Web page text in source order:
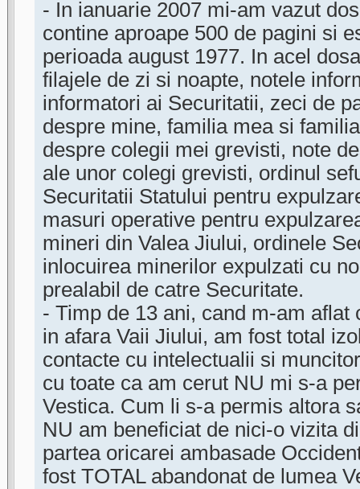
- In ianuarie 2007 mi-am vazut
contine aproape 500 de pagini si
perioada august 1977. In acel
filajele de zi si noapte, notele
informatori ai Securitatii, zeci de
despre mine, familia mea si
despre colegii mei grevisti, note
ale unor colegi grevisti, ordinul
Securitatii Statului pentru
masuri operative pentru
mineri din Valea Jiului, ordinele
inlocuirea minerilor expulzati cu
prealabil de catre Securitate.
- Timp de 13 ani, cand m-am aflat
in afara Vaii Jiului, am fost total
contacte cu intelectualii si
cu toate ca am cerut NU mi s-a
Vestica. Cum li s-a permis altora
NU am beneficiat de nici-o vizita
partea oricarei ambasade
fost TOTAL abandonat de lumea